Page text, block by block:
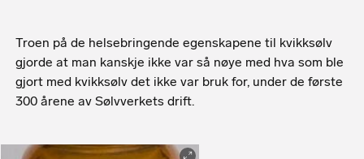
Troen på de helsebringende egenskapene til kvikksølv
gjorde at man kanskje ikke var så nøye med hva som ble
gjort med kvikksølv det ikke var bruk for, under de første
300 årene av Sølvverkets drift.